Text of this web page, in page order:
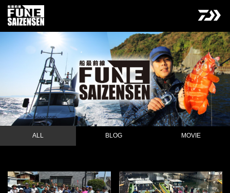
ALL BLOG MOVIE
2026 剣崎沖解禁カワハギ仕立て・B
船
NEW BLOG
2026 剣崎沖解禁カワハギ仕立て・A
船
BLOG